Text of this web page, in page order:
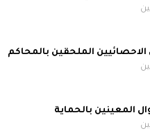
الاحصائيين الملحقين بالمحاكم
المعينين بالحماية